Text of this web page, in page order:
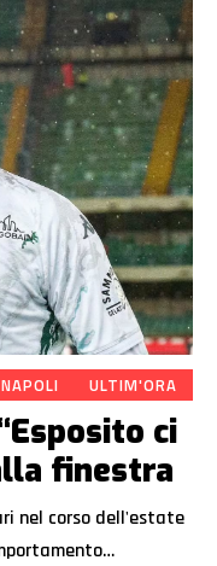
NAPOLI ULTIM'ORA
ci
finestra
nel corso dell'estate